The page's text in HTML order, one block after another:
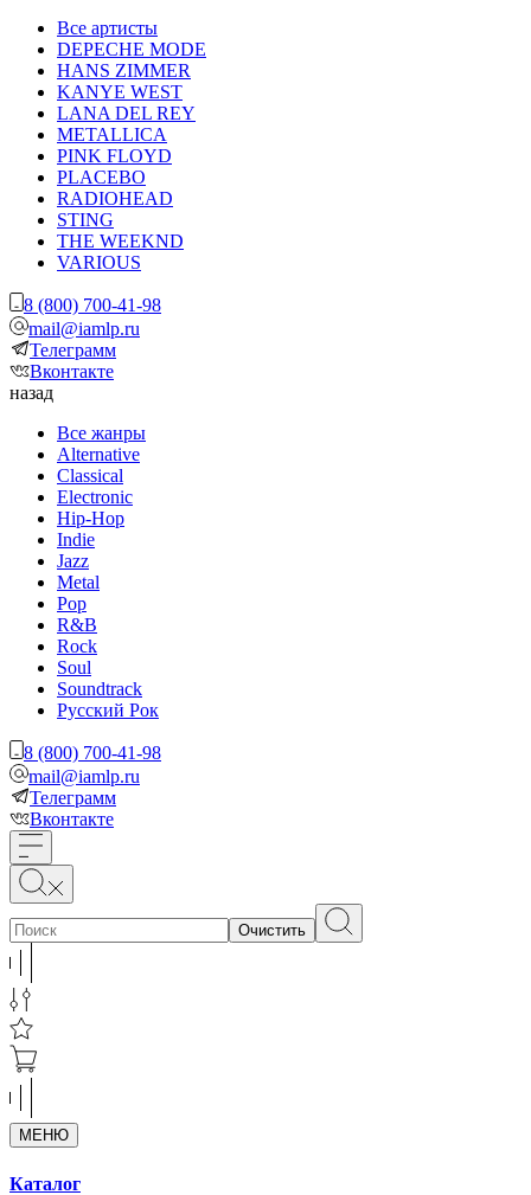
Все артисты
DEPECHE MODE
HANS ZIMMER
KANYE WEST
LANA DEL REY
METALLICA
PINK FLOYD
PLACEBO
RADIOHEAD
STING
THE WEEKND
VARIOUS
8 (800) 700-41-98
mail@iamlp.ru
Телеграмм
Вконтакте
назад
Все жанры
Alternative
Classical
Electronic
Hip-Hop
Indie
Jazz
Metal
Pop
R&B
Rock
Soul
Soundtrack
Русский Рок
8 (800) 700-41-98
mail@iamlp.ru
Телеграмм
Вконтакте
Очистить
МЕНЮ
Каталог